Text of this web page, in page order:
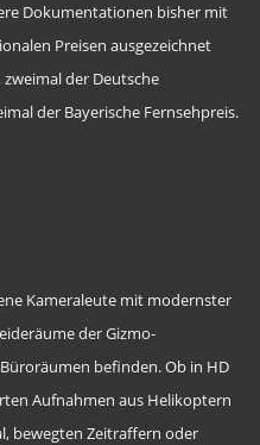
Dokumentationen bisher mit
Preisen ausgezeichnet
der Deutsche
der Bayerische Fernsehpreis.
Kameraleute mit modernster
der Gizmo-
befinden. Ob in HD
Aufnahmen aus Helikoptern
bewegten Zeitraffern oder